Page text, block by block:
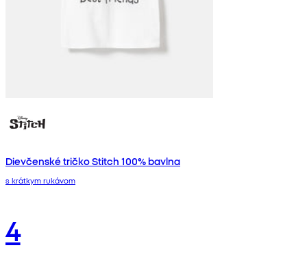
Dievčenské tričko Stitch 100% bavlna
s krátkym rukávom
4